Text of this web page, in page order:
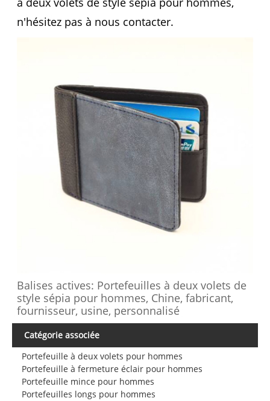
n'hésitez pas à nous contacter.
Balises actives: Portefeuilles à deux volets de
style sépia pour hommes, Chine, fabricant,
fournisseur, usine, personnalisé
Catégorie associée
Portefeuille à deux volets pour hommes
Portefeuille à fermeture éclair pour hommes
Portefeuille mince pour hommes
Portefeuilles longs pour hommes